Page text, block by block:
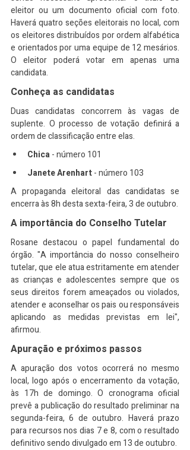
eleitor ou um documento oficial com foto.
Haverá quatro seções eleitorais no local, com
os eleitores distribuídos por ordem alfabética
e orientados por uma equipe de 12 mesários.
O eleitor poderá votar em apenas uma
candidata.
Conheça as candidatas
Duas candidatas concorrem às vagas de
suplente. O processo de votação definirá a
ordem de classificação entre elas.
Chica - número 101
Janete Arenhart - número 103
A propaganda eleitoral das candidatas se
encerra às 8h desta sexta-feira, 3 de outubro.
A importância do Conselho Tutelar
Rosane destacou o papel fundamental do
órgão. "A importância do nosso conselheiro
tutelar, que ele atua estritamente em atender
as crianças e adolescentes sempre que os
seus direitos forem ameaçados ou violados,
atender e aconselhar os pais ou responsáveis
aplicando as medidas previstas em lei",
afirmou.
Apuração e próximos passos
A apuração dos votos ocorrerá no mesmo
local, logo após o encerramento da votação,
às 17h de domingo. O cronograma oficial
prevê a publicação do resultado preliminar na
segunda-feira, 6 de outubro. Haverá prazo
para recursos nos dias 7 e 8, com o resultado
definitivo sendo divulgado em 13 de outubro.